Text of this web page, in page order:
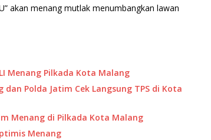
akan menang mutlak menumbangkan lawan
Menang Pilkada Kota Malang
Polda Jatim Cek Langsung TPS di Kota
Menang di Pilkada Kota Malang
Menang